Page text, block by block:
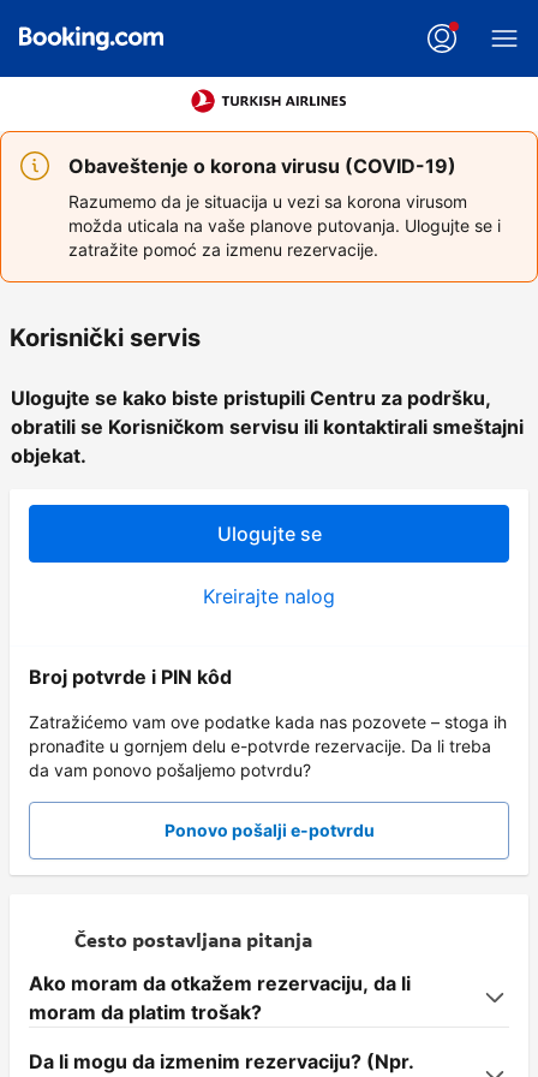
Obaveštenje o korona virusu (COVID-19)
Razumemo da je situacija u vezi sa korona virusom
možda uticala na vaše planove putovanja. Ulogujte se i
zatražite pomoć za izmenu rezervacije.
Korisnički servis
Ulogujte se kako biste pristupili Centru za podršku,
obratili se Korisničkom servisu ili kontaktirali smeštajni
objekat.
Ulogujte se
Kreirajte nalog
Broj potvrde i PIN kôd
Zatražićemo vam ove podatke kada nas pozovete – stoga ih
pronađite u gornjem delu e-potvrde rezervacije. Da li treba
da vam ponovo pošaljemo potvrdu?
Ponovo pošalji e-potvrdu
Često postavljana pitanja
Ako moram da otkažem rezervaciju, da li
moram da platim trošak?
Da li mogu da izmenim rezervaciju? (Npr.